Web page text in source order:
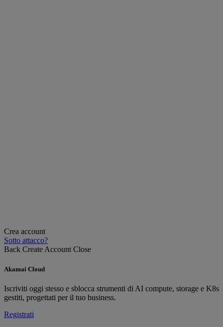
Crea account
Sotto attacco?
Back Create Account Close
Akamai Cloud
Iscriviti oggi stesso e sblocca strumenti di AI compute, storage e K8s
gestiti, progettati per il tuo business.
Registrati